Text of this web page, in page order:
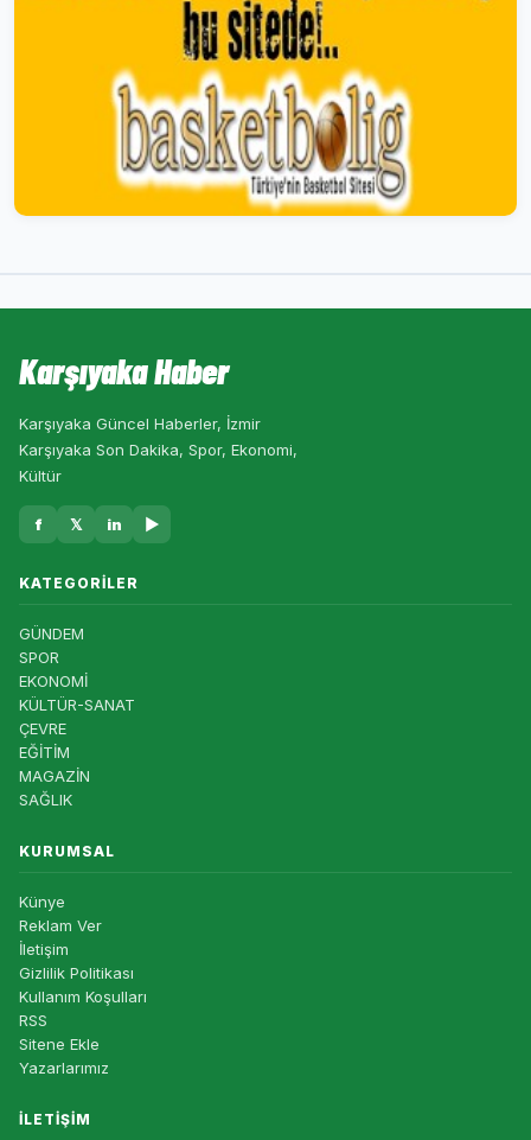
Karşıyaka Haber
Karşıyaka Güncel Haberler, İzmir
Karşıyaka Son Dakika, Spor, Ekonomi,
Kültür
f 𝕏 in ▶
KATEGORILER
GÜNDEM
SPOR
EKONOMİ
KÜLTÜR-SANAT
ÇEVRE
EĞİTİM
MAGAZİN
SAĞLIK
KURUMSAL
Künye
Reklam Ver
İletişim
Gizlilik Politikası
Kullanım Koşulları
RSS
Sitene Ekle
Yazarlarımız
İLETIŞIM